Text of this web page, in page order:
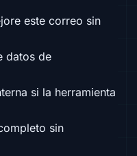
este correo sin
datos de
si la herramienta
sin